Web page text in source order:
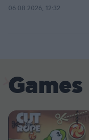
06.08.2026, 12:32
Games